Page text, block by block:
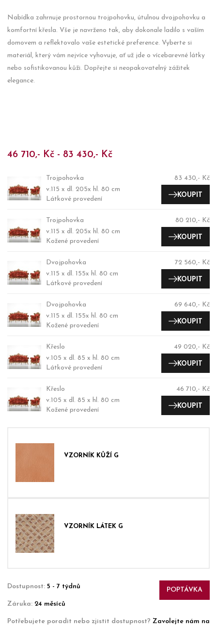
Nabídka zahrnuje prostornou trojpohovku, útulnou dvojpohovku a
komfortní křesla. Vše je navrženo tak, aby dokonale ladilo s vaším
domovem a reflektovalo vaše estetické preference. Vyberte si
materiál, který vám nejvíce vyhovuje, ať už jde o vícebarevné látky
nebo sofistikovanou kůži. Dopřejte si neopakovatelný zážitek
elegance.
46 710,- Kč - 83 430,- Kč
Trojpohovka
v.115 x dl. 205x hl. 80 cm
Látkové provedení
83 430,- Kč
KOUPIT
Trojpohovka
v.115 x dl. 205x hl. 80 cm
Kožené provedení
80 210,- Kč
KOUPIT
Dvojpohovka
v.115 x dl. 155x hl. 80 cm
Látkové provedení
72 560,- Kč
KOUPIT
Dvojpohovka
v.115 x dl. 155x hl. 80 cm
Kožené provedení
69 640,- Kč
KOUPIT
Křeslo
v.105 x dl. 85 x hl. 80 cm
Látkové provedení
49 020,- Kč
KOUPIT
Křeslo
v.105 x dl. 85 x hl. 80 cm
Kožené provedení
46 710,- Kč
KOUPIT
VZORNÍK KŮŽÍ G
VZORNÍK LÁTEK G
POPTÁVKA
Dostupnost: 5 - 7 týdnů
Záruka: 24 měsíců
Potřebujete poradit nebo zjistit dostupnost? Zavolejte nám na